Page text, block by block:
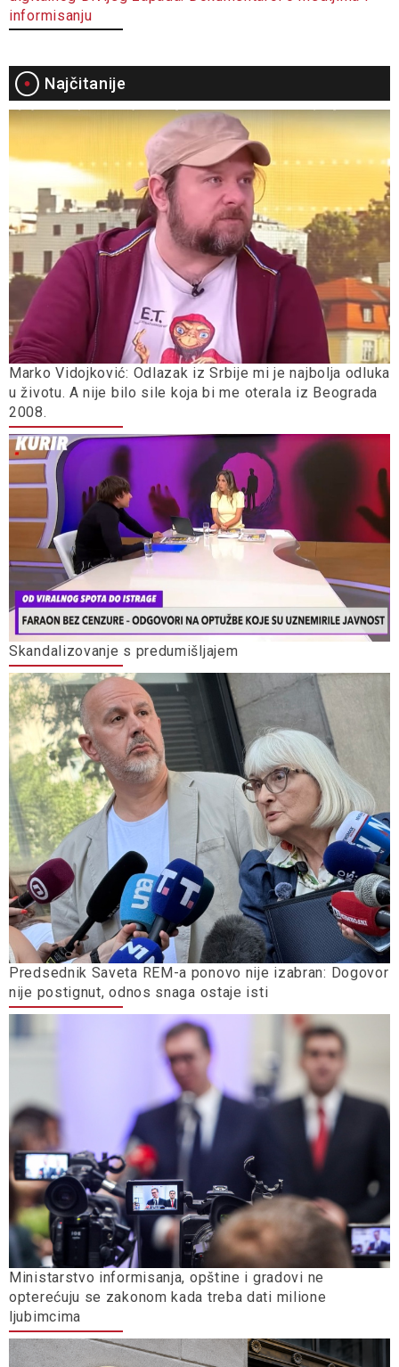
informisanju
Najčitanije
Marko Vidojković: Odlazak iz Srbije mi je najbolja odluka
u životu. A nije bilo sile koja bi me oterala iz Beograda
2008.
Skandalizovanje s predumišljajem
Predsednik Saveta REM-a ponovo nije izabran: Dogovor
nije postignut, odnos snaga ostaje isti
Ministarstvo informisanja, opštine i gradovi ne
opterećuju se zakonom kada treba dati milione
ljubimcima